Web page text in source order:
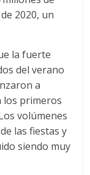
2020, un
la fuerte
del verano
a
los primeros
volúmenes
las fiestas y
siendo muy